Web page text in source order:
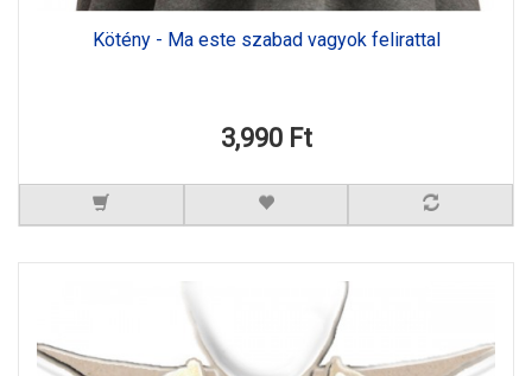
Kötény - Ma este szabad vagyok felirattal
3,990 Ft